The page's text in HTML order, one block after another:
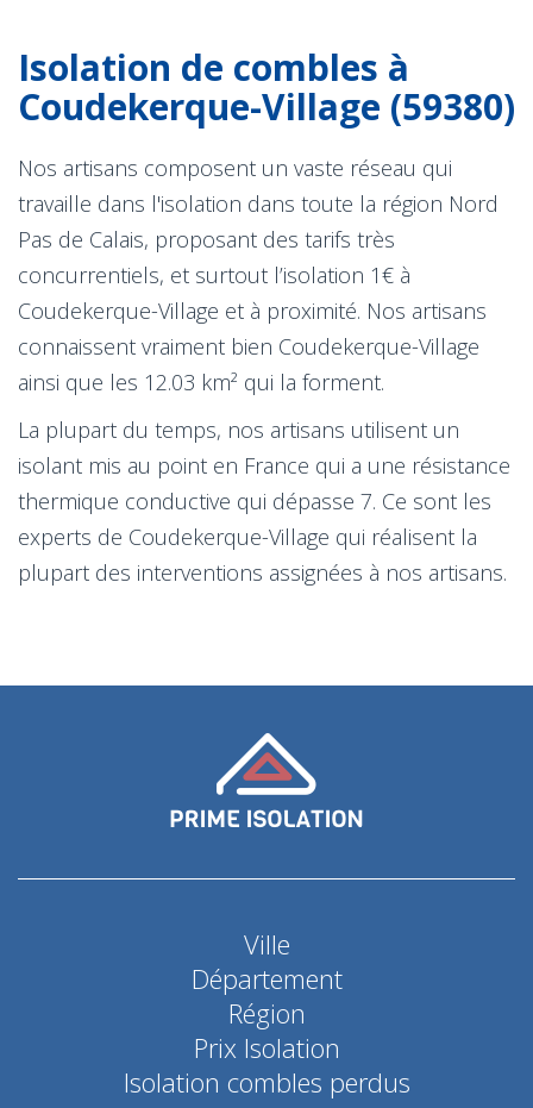
Isolation de combles à
Coudekerque-Village (59380)
Nos artisans composent un vaste réseau qui
travaille dans l'isolation dans toute la région Nord
Pas de Calais, proposant des tarifs très
concurrentiels, et surtout l’isolation 1€ à
Coudekerque-Village et à proximité. Nos artisans
connaissent vraiment bien Coudekerque-Village
ainsi que les 12.03 km² qui la forment.
La plupart du temps, nos artisans utilisent un
isolant mis au point en France qui a une résistance
thermique conductive qui dépasse 7. Ce sont les
experts de Coudekerque-Village qui réalisent la
plupart des interventions assignées à nos artisans.
Ville
Département
Région
Prix Isolation
Isolation combles perdus